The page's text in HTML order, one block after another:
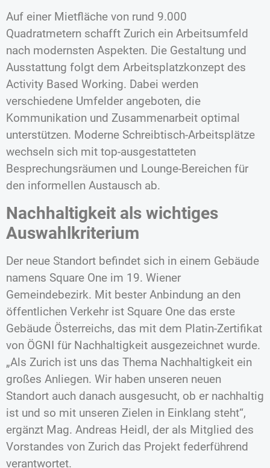
Auf einer Mietfläche von rund 9.000
Quadratmetern schafft Zurich ein Arbeitsumfeld
nach modernsten Aspekten. Die Gestaltung und
Ausstattung folgt dem Arbeitsplatzkonzept des
Activity Based Working. Dabei werden
verschiedene Umfelder angeboten, die
Kommunikation und Zusammenarbeit optimal
unterstützen. Moderne Schreibtisch-Arbeitsplätze
wechseln sich mit top-ausgestatteten
Besprechungsräumen und Lounge-Bereichen für
den informellen Austausch ab.
Nachhaltigkeit als wichtiges
Auswahlkriterium
Der neue Standort befindet sich in einem Gebäude
namens Square One im 19. Wiener
Gemeindebezirk. Mit bester Anbindung an den
öffentlichen Verkehr ist Square One das erste
Gebäude Österreichs, das mit dem Platin-Zertifikat
von ÖGNI für Nachhaltigkeit ausgezeichnet wurde.
„Als Zurich ist uns das Thema Nachhaltigkeit ein
großes Anliegen. Wir haben unseren neuen
Standort auch danach ausgesucht, ob er nachhaltig
ist und so mit unseren Zielen in Einklang steht“,
ergänzt Mag. Andreas Heidl, der als Mitglied des
Vorstandes von Zurich das Projekt federführend
verantwortet.